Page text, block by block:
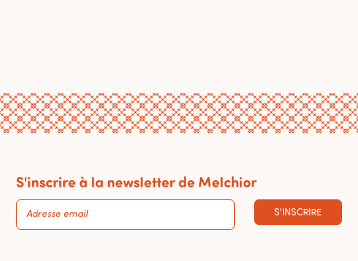
S'inscrire à la newsletter de Melchior
S'INSCRIRE